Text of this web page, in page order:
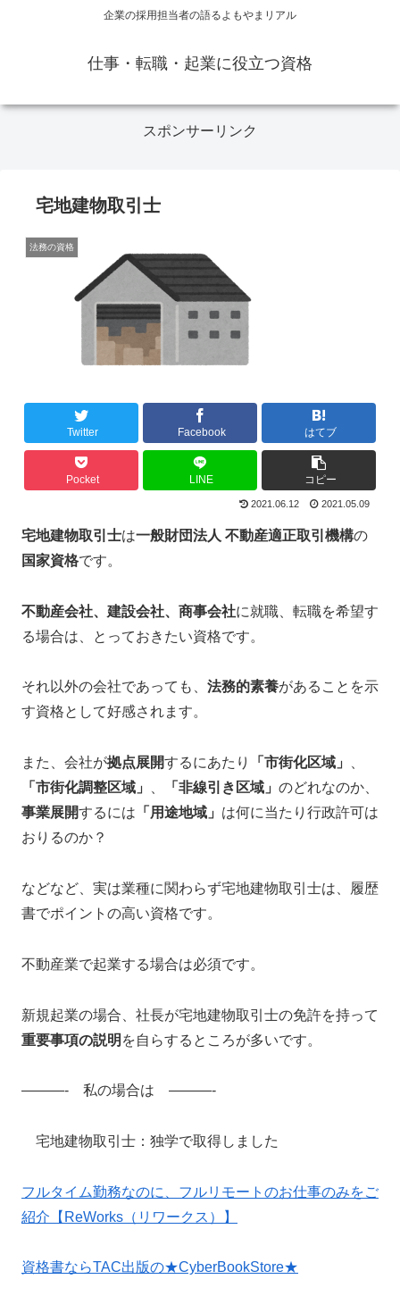
企業の採用担当者の語るよもやまリアル
仕事・転職・起業に役立つ資格
スポンサーリンク
宅地建物取引士
法務の資格
Twitter Facebook はてブ
Pocket LINE コピー
2021.06.12 2021.05.09
宅地建物取引士は一般財団法人 不動産適正取引機構の
国家資格です。
不動産会社、建設会社、商事会社に就職、転職を希望す
る場合は、とっておきたい資格です。
それ以外の会社であっても、 法務的素養があることを示
す資格として好感されます。
また、会社が拠点展開するにあたり 「市街化区域」
「市街化調整区域」
「非線引き区域」 のどれなのか、
事業展開するには 「用途地域」 は何に当たり行政許可は
おりるのか？
などなど、実は業種に関わらず宅地建物取引士は、履歴
書でポイントの高い資格です。
不動産業で起業する場合は必須です。
新規起業の場合、社長が宅地建物取引士の免許を持って
重要事項の説明 を自らするところが多いです。
———- 私の場合は ———-
宅地建物取引士：独学で取得しました
フルタイム勤務なのに、フルリモートのお仕事のみをご
紹介【ReWorks（リワークス）】
資格書ならTAC出版の★CyberBookStore★